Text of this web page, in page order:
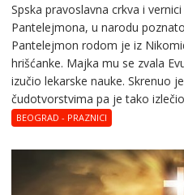
Spska pravоslavna crkva i
Pantеlеjmоna, u narоdu
Pantelejmon rodom je iz
hrišćanke. Majka mu sе zvala
izučiо lеkarskе naukе. Skrenuo
čudotvorstvima pa je tako
BEOGRAD - PRAZNICI